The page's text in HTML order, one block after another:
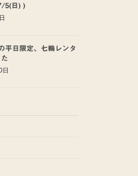
5(日) )
平日限定、七輪レンタ
日